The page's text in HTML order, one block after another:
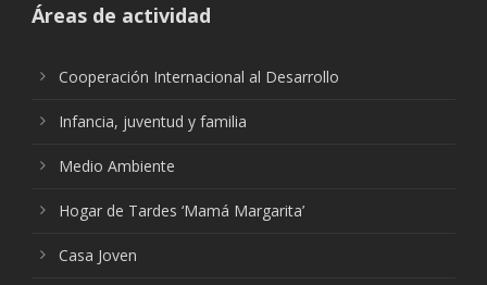
Áreas de actividad
Cooperación Internacional al Desarrollo
Infancia, juventud y familia
Medio Ambiente
Hogar de Tardes ‘Mamá Margarita’
Casa Joven